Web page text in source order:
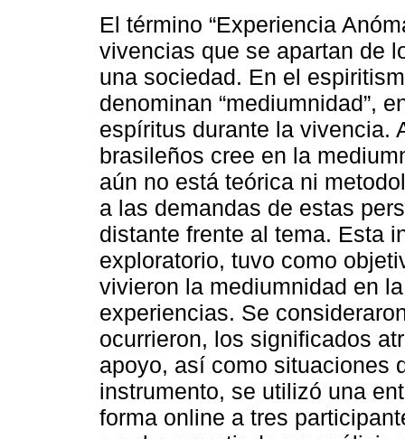
El término “Experiencia
vivencias que se apartan de
una sociedad. En el
denominan “mediumnidad”,
espíritus durante la vivencia.
brasileños cree en la
aún no está teórica ni
a las demandas de estas
distante frente al tema. Esta
exploratorio, tuvo como
vivieron la mediumnidad en
experiencias. Se
ocurrieron, los significados
apoyo, así como situaciones
instrumento, se utilizó una
forma online a tres